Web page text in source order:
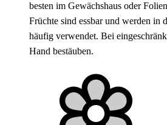
besten im Gewächshaus oder
Früchte sind essbar und werden in
häufig verwendet. Bei
Hand bestäuben.